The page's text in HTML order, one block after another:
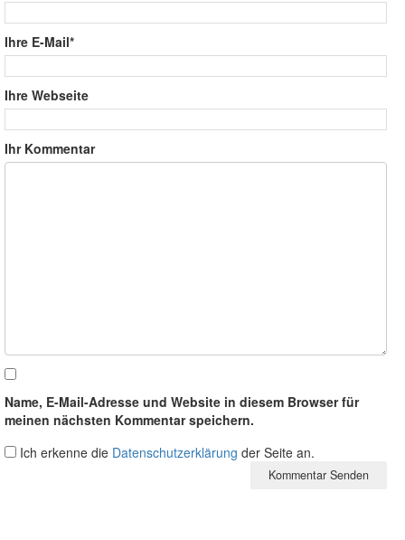
Ihre E-Mail*
Ihre Webseite
Ihr Kommentar
Name, E-Mail-Adresse und Website in diesem Browser für
meinen nächsten Kommentar speichern.
Ich erkenne die Datenschutzerklärung der Seite an.